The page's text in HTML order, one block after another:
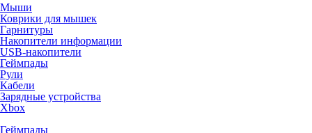
Мыши
Коврики для мышек
Гарнитуры
Накопители информации
USB-накопители
Геймпады
Рули
Кабели
Зарядные устройства
Xbox
Геймпады